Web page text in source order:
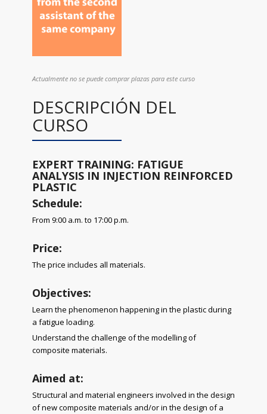
Actualmente no se puede comprar plazas para este curso
DESCRIPCIÓN DEL
CURSO
EXPERT TRAINING: FATIGUE
ANALYSIS IN INJECTION REINFORCED
PLASTIC
Schedule:
From 9:00 a.m. to 17:00 p.m.
Price:
The price includes all materials.
Objectives:
Learn the phenomenon happening in the plastic during
a fatigue loading.
Understand the challenge of the modelling of
composite materials.
Aimed at:
Structural and material engineers involved in the design
of new composite materials and/or in the design of a